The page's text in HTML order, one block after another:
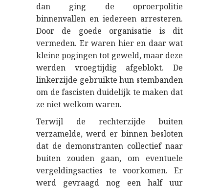
dan ging de oproerpolitie
binnenvallen en iedereen arresteren.
Door de goede organisatie is dit
vermeden. Er waren hier en daar wat
kleine pogingen tot geweld, maar deze
werden vroegtijdig afgeblokt. De
linkerzijde gebruikte hun stembanden
om de fascisten duidelijk te maken dat
ze niet welkom waren.
Terwijl de rechterzijde buiten
verzamelde, werd er binnen besloten
dat de demonstranten collectief naar
buiten zouden gaan, om eventuele
vergeldingsacties te voorkomen. Er
werd gevraagd nog een half uur